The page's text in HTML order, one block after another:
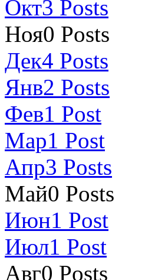
Окт3 Posts
Ноя0 Posts
Дек4 Posts
Янв2 Posts
Фев1 Post
Мар1 Post
Апр3 Posts
Май0 Posts
Июн1 Post
Июл1 Post
Авг0 Posts